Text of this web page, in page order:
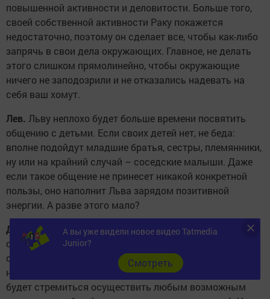
повышенной активности и деловитости. Больше того,
своей собственной активности Раку покажется
недостаточно, поэтому он сделает все, чтобы как-либо
запрячь в свои дела окружающих. Главное, не делать
этого слишком прямолинейно, чтобы окружающие
ничего не заподозрили и не отказались надевать на
себя ваш хомут.
Лев. Льву неплохо будет больше времени посвятить
общению с детьми. Если своих детей нет, не беда:
вполне подойдут младшие братья, сестры, племянники,
ну или на крайний случай – соседские малыши. Даже
если такое общение не принесет никакой конкретной
пользы, оно наполнит Льва зарядом позитивной
энергии. А разве этого мало?
Дева. В душе Девы проснется не только великий
стратег, но и великий тактик. Даже не думайте
отговорить ее от каких-либо задумок – только
неприятности наживете. Все, что Дева задумала, она
будет стремиться осуществить любым возможным
А вы уже видели новое видео Tatmedia
Junior?
Cмотреть